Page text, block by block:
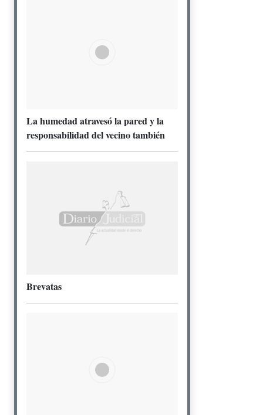
La humedad atravesó la pared y la
responsabilidad del vecino también
Brevatas